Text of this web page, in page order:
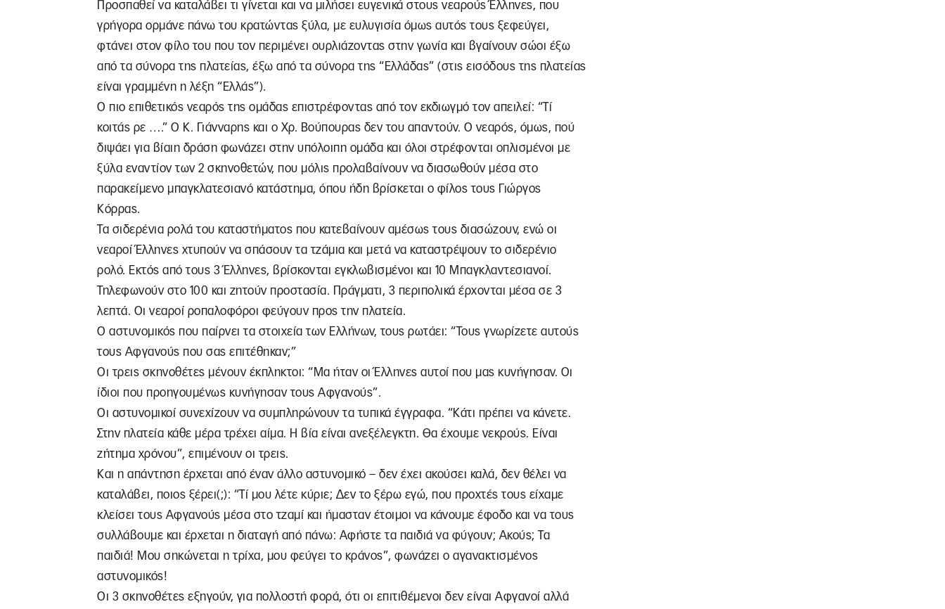
Προσπαθεί να καταλάβει τι γίνεται και να μιλήσει ευγενικά στους νεαρούς Έλληνες, που
γρήγορα ορμάνε πάνω του κρατώντας ξύλα, με ευλυγισία όμως αυτός τους ξεφεύγει,
φτάνει στον φίλο του που τον περιμένει ουρλιάζοντας στην γωνία και βγαίνουν σώοι έξω
από τα σύνορα της πλατείας, έξω από τα σύνορα της “Ελλάδας” (στις εισόδους της πλατείας
είναι γραμμένη η λέξη “Ελλάς”).
Ο πιο επιθετικός νεαρός της ομάδας επιστρέφοντας από τον εκδιωγμό τον απειλεί: “Τί
κοιτάς ρε ….” Ο Κ. Γιάνναρης και ο Χρ. Βούπουρας δεν του απαντούν. Ο νεαρός, όμως, πού
διψάει για βίαιη δράση φωνάζει στην υπόλοιπη ομάδα και όλοι στρέφονται οπλισμένοι με
ξύλα εναντίον των 2 σκηνοθετών, που μόλις προλαβαίνουν να διασωθούν μέσα στο
παρακείμενο μπαγκλατεσιανό κατάστημα, όπου ήδη βρίσκεται ο φίλος τους Γιώργος
Κόρρας.
Τα σιδερένια ρολά του καταστήματος που κατεβαίνουν αμέσως τους διασώζουν, ενώ οι
νεαροί Έλληνες χτυπούν να σπάσουν τα τζάμια και μετά να καταστρέψουν το σιδερένιο
ρολό. Εκτός από τους 3 Έλληνες, βρίσκονται εγκλωβισμένοι και 10 Μπαγκλαντεσιανοί.
Τηλεφωνούν στο 100 και ζητούν προστασία. Πράγματι, 3 περιπολικά έρχονται μέσα σε 3
λεπτά. Οι νεαροί ροπαλοφόροι φεύγουν προς την πλατεία.
Ο αστυνομικός που παίρνει τα στοιχεία των Ελλήνων, τους ρωτάει: “Τους γνωρίζετε αυτούς
τους Αφγανούς που σας επιτέθηκαν;”
Οι τρεις σκηνοθέτες μένουν έκπληκτοι: “Μα ήταν οι Έλληνες αυτοί που μας κυνήγησαν. Οι
ίδιοι που προηγουμένως κυνήγησαν τους Αφγανούς”.
Οι αστυνομικοί συνεχίζουν να συμπληρώνουν τα τυπικά έγγραφα. “Κάτι πρέπει να κάνετε.
Στην πλατεία κάθε μέρα τρέχει αίμα. Η βία είναι ανεξέλεγκτη. Θα έχουμε νεκρούς. Είναι
ζήτημα χρόνου”, επιμένουν οι τρεις.
Και η απάντηση έρχεται από έναν άλλο αστυνομικό – δεν έχει ακούσει καλά, δεν θέλει να
καταλάβει, ποιος ξέρει(;): “Τί μου λέτε κύριε; Δεν το ξέρω εγώ, που προχτές τους είχαμε
κλείσει τους Αφγανούς μέσα στο τζαμί και ήμασταν έτοιμοι να κάνουμε έφοδο και να τους
συλλάβουμε και έρχεται η διαταγή από πάνω: Αφήστε τα παιδιά να φύγουν; Ακούς; Τα
παιδιά! Μου σηκώνεται η τρίχα, μου φεύγει το κράνος”, φωνάζει ο αγανακτισμένος
αστυνομικός!
Οι 3 σκηνοθέτες εξηγούν, για πολλοστή φορά, ότι οι επιτιθέμενοι δεν είναι Αφγανοί αλλά